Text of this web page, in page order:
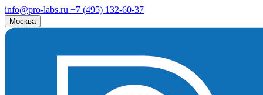
info@pro-labs.ru +7 (495) 132-60-37
Москва